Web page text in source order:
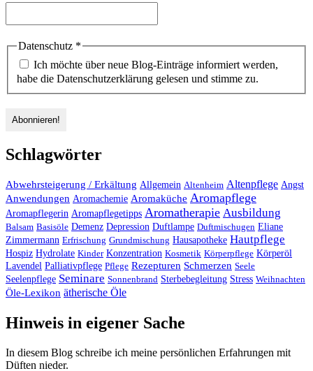
Datenschutz *
Ich möchte über neue Blog-Einträge informiert werden,
habe die Datenschutzerklärung gelesen und stimme zu.
Schlagwörter
Abwehrsteigerung / Erkältung Allgemein Altenheim Altenpflege Angst
Anwendungen Aromachemie Aromaküche Aromapflege
Aromapflegerin Aromapflegetipps Aromatherapie Ausbildung
Balsam Basisöle Demenz Depression Duftlampe Duftmischugen Eliane
Zimmermann Erfrischung Grundmischung Hausapotheke Hautpflege
Hospiz Hydrolate Kinder Konzentration Kosmetik Körperpflege Körperöl
Lavendel Palliativpflege Pflege Rezepturen Schmerzen Seele
Seelenpflege Seminare Sonnenbrand Sterbebegleitung Stress Weihnachten
Öle-Lexikon ätherische Öle
Hinweis in eigener Sache
In diesem Blog schreibe ich meine persönlichen Erfahrungen mit
Düften nieder.